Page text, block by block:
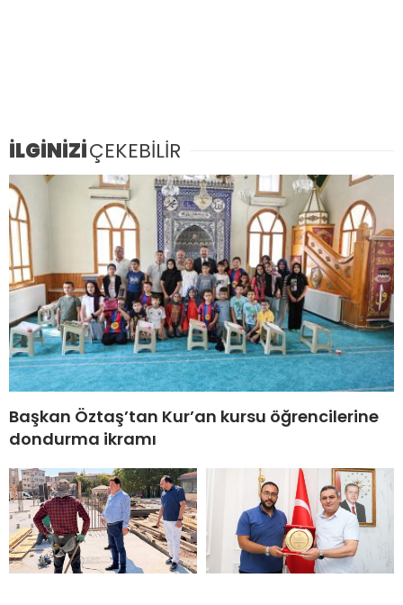
İLGİNİZİÇEKEBİLİR
Başkan Öztaş’tan Kur’an kursu öğrencilerine
dondurma ikramı